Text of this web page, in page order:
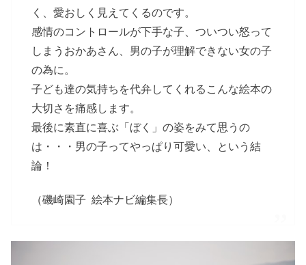
く、愛おしく見えてくるのです。
感情のコントロールが下手な子、ついつい怒って
しまうおかあさん、男の子が理解できない女の子
の為に。
子ども達の気持ちを代弁してくれるこんな絵本の
大切さを痛感します。
最後に素直に喜ぶ「ぼく」の姿をみて思うの
は・・・男の子ってやっぱり可愛い、という結
論！
（磯崎園子 絵本ナビ編集長）